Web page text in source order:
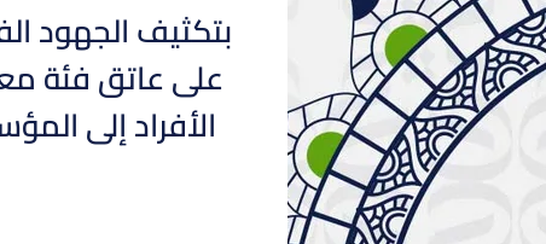
بتكثيف الجهود
على عاتق فئة
الأفراد إلى